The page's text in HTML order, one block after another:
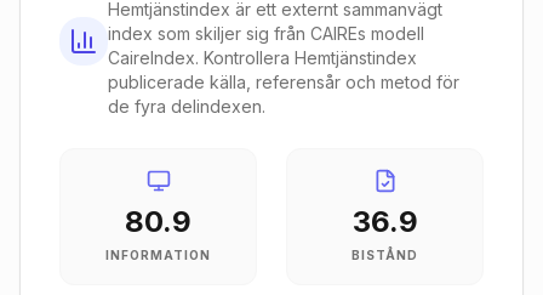
Hemtjänstindex är ett externt sammanvägt
index som skiljer sig från CAIREs modell
CaireIndex. Kontrollera Hemtjänstindex
publicerade källa, referensår och metod för
de fyra delindexen.
80.9
INFORMATION
36.9
BISTÅND